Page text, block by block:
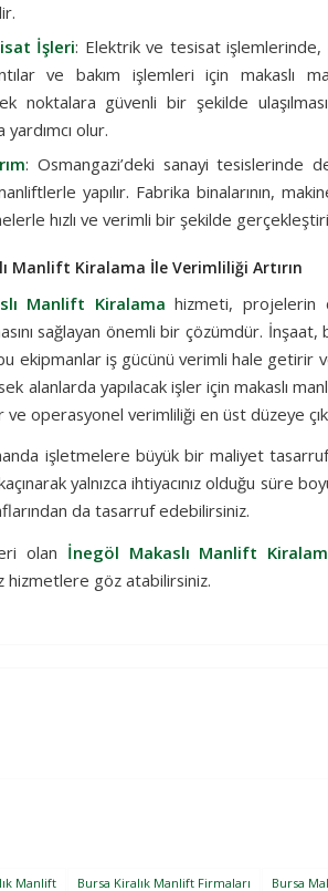
İşleri: Elektrik ve tesisat işlemlerinde,
ve bakım işlemleri için makaslı
noktalara güvenli bir şekilde
olur.
: Osmangazi’deki sanayi tesislerinde
yapılır. Fabrika binalarının,
hızlı ve verimli bir şekilde
Manlift Kiralama İle Verimliliği Artırın
Manlift Kiralama hizmeti, projelerin
sağlayan önemli bir çözümdür. İnşaat,
ekipmanlar iş gücünü verimli hale getirir
alanlarda yapılacak işler için makaslı
ve operasyonel verimliliği en üst düzeye
işletmelere büyük bir maliyet
yalnızca ihtiyacınız olduğu süre
da tasarruf edebilirsiniz.
olan İnegöl Makaslı Manlift
hizmetlere göz atabilirsiniz.
Manlift Bursa Kiralık Manlift Firmaları Bursa